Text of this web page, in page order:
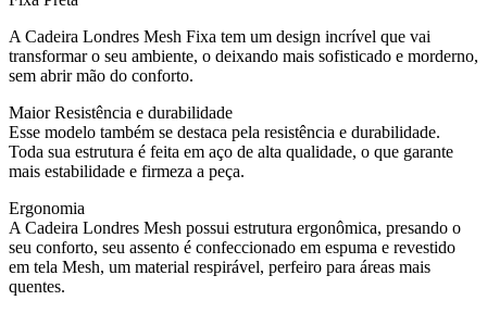
A Cadeira Londres Mesh Fixa tem um design incrível que vai
transformar o seu ambiente, o deixando mais sofisticado e morderno,
sem abrir mão do conforto.
Maior Resistência e durabilidade
Esse modelo também se destaca pela resistência e durabilidade.
Toda sua estrutura é feita em aço de alta qualidade, o que garante
mais estabilidade e firmeza a peça.
Ergonomia
A Cadeira Londres Mesh possui estrutura ergonômica, presando o
seu conforto, seu assento é confeccionado em espuma e revestido
em tela Mesh, um material respirável, perfeiro para áreas mais
quentes.